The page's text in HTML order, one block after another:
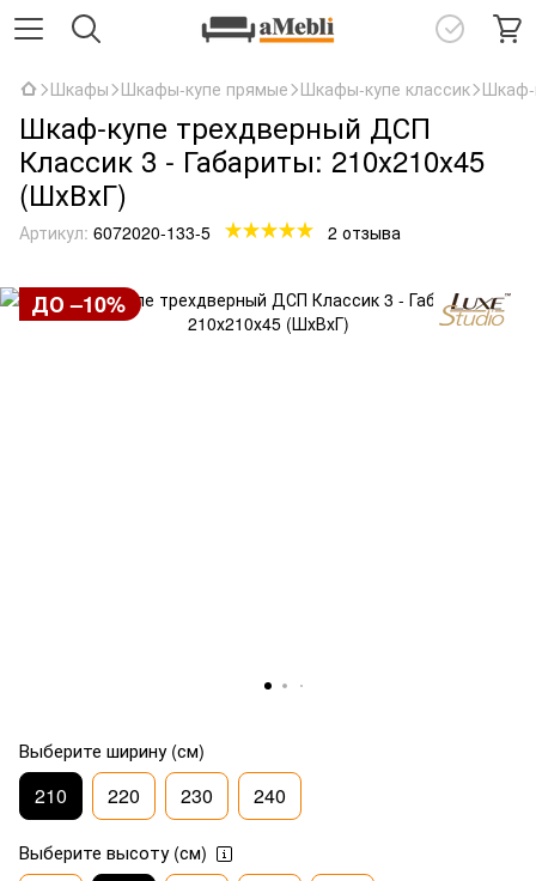
Шкафы Шкафы-купе прямые Шкафы-купе классик Шкаф-
Шкаф-купе трехдверный ДСП
Классик 3 - Габариты: 210х210х45
(ШхВхГ)
Артикул: 6072020-133-5 2 отзыва
ДО –10%
Выберите ширину (см)
210 220 230 240
Выберите высоту (см)